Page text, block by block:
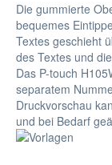
Die gummierte
bequemes
Textes geschieht
des Textes und
Das P-touch
separatem
Druckvorschau
und bei Bedarf